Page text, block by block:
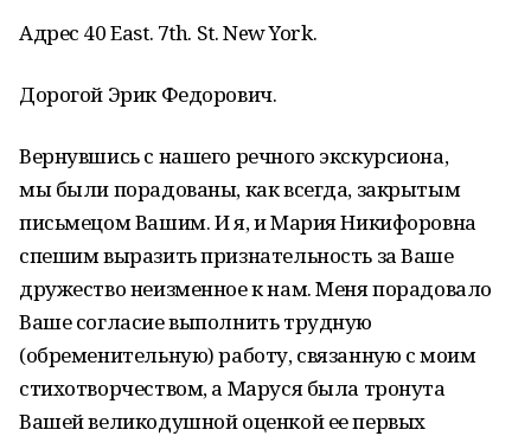
Адрес 40 East. 7th. St. New York.
Дорогой Эрик Федорович.
Вернувшись с нашего речного экскурсиона,
мы были порадованы, как всегда, закрытым
письмецом Вашим. И я, и Мария Никифоровна
спешим выразить признательность за Ваше
дружество неизменное к нам. Меня порадовало
Ваше согласие выполнить трудную
(обременительную) работу, связанную с моим
стихотворчеством, а Маруся была тронута
Вашей великодушной оценкой ее первых